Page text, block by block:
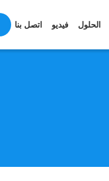
الحلول فيديو اتصل بنا